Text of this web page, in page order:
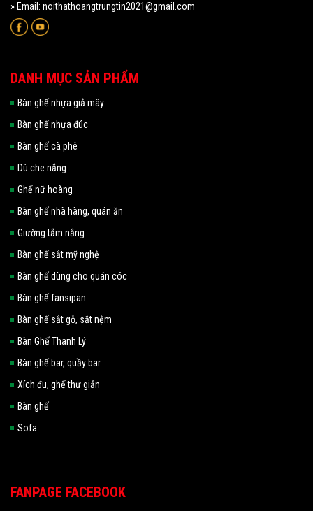
» Email: noithathoangtrungtin2021@gmail.com
DANH MỤC SẢN PHẨM
Bàn ghế nhựa giả mây
Bàn ghế nhựa đúc
Bàn ghế cà phê
Dù che nắng
Ghế nữ hoàng
Bàn ghế nhà hàng, quán ăn
Giường tắm nắng
Bàn ghế sắt mỹ nghệ
Bàn ghế dùng cho quán cóc
Bàn ghế fansipan
Bàn ghế sắt gỗ, sắt nệm
Bàn Ghế Thanh Lý
Bàn ghế bar, quầy bar
Xích đu, ghế thư giản
Bàn ghế
Sofa
FANPAGE FACEBOOK